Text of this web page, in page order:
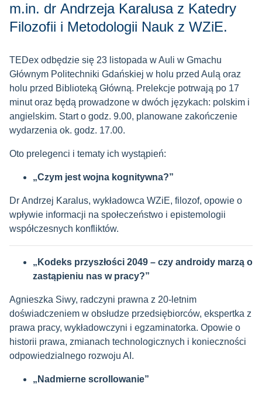
m.in. dr Andrzeja Karalusa z Katedry
Filozofii i Metodologii Nauk z WZiE.
TEDex odbędzie się 23 listopada w Auli w Gmachu
Głównym Politechniki Gdańskiej w holu przed Aulą oraz
holu przed Biblioteką Główną. Prelekcje potrwają po 17
minut oraz będą prowadzone w dwóch językach: polskim i
angielskim. Start o godz. 9.00, planowane zakończenie
wydarzenia ok. godz. 17.00.
Oto prelegenci i tematy ich wystąpień:
„Czym jest wojna kognitywna?”
Dr Andrzej Karalus, wykładowca WZiE, filozof, opowie o
wpływie informacji na społeczeństwo i epistemologii
współczesnych konfliktów.
„Kodeks przyszłości 2049 – czy androidy marzą o
zastąpieniu nas w pracy?”
Agnieszka Siwy, radczyni prawna z 20-letnim
doświadczeniem w obsłudze przedsiębiorców, ekspertka z
prawa pracy, wykładowczyni i egzaminatorka. Opowie o
historii prawa, zmianach technologicznych i konieczności
odpowiedzialnego rozwoju AI.
„Nadmierne scrollowanie”